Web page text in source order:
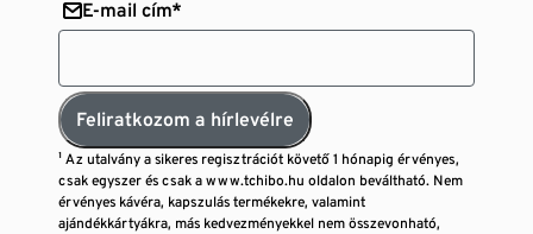
E-mail cím*
Feliratkozom a hírlevélre
¹ Az utalvány a sikeres regisztrációt követő 1 hónapig érvényes,
csak egyszer és csak a www.tchibo.hu oldalon beváltható. Nem
érvényes kávéra, kapszulás termékekre, valamint
ajándékkártyákra, más kedvezményekkel nem összevonható,